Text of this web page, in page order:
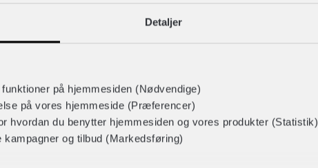
Detaljer
på hjemmesiden (Nødvendige)
på vores hjemmeside (Præferencer)
hvordan du benytter hjemmesiden og vores produkter (Statistik)
kampagner og tilbud (Markedsføring)
LIGNENDE PRODUKTER